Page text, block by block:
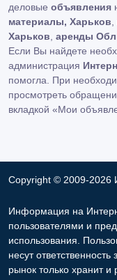
деловые объявления
материалы, Харьков
Харьков аренды
Если Вы найдете
администрация
помогла. При
просмотреть
вкладкой «Мои
Copyright © 2009-2026
Информация на
пользователями и
использования.
несут
рынок только хранит